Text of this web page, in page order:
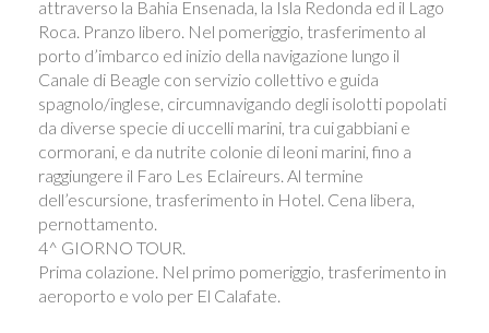
attraverso la Bahia Ensenada, la Isla Redonda ed il Lago
Roca. Pranzo libero. Nel pomeriggio, trasferimento al
porto d’imbarco ed inizio della navigazione lungo il
Canale di Beagle con servizio collettivo e guida
spagnolo/inglese, circumnavigando degli isolotti popolati
da diverse specie di uccelli marini, tra cui gabbiani e
cormorani, e da nutrite colonie di leoni marini, fino a
raggiungere il Faro Les Eclaireurs. Al termine
dell’escursione, trasferimento in Hotel. Cena libera,
pernottamento.
4^ GIORNO TOUR.
Prima colazione. Nel primo pomeriggio, trasferimento in
aeroporto e volo per El Calafate.